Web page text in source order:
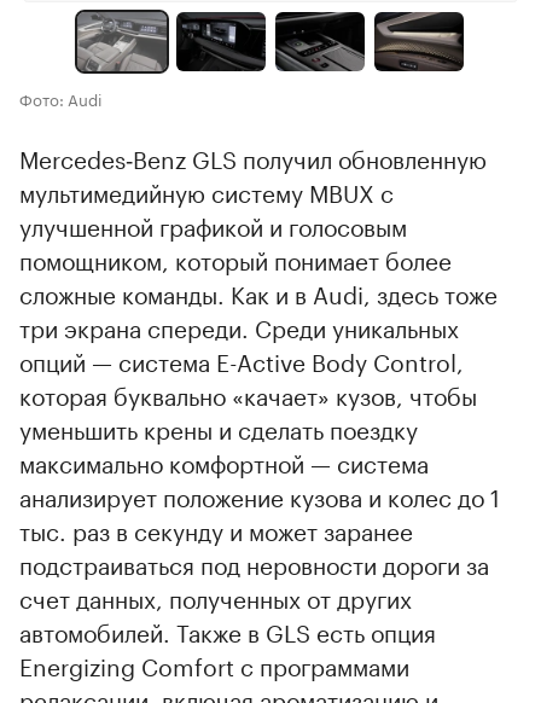
Фото: Audi
Mercedes‑Benz GLS получил обновленную
мультимедийную систему MBUX с
улучшенной графикой и голосовым
помощником, который понимает более
сложные команды. Как и в Audi, здесь тоже
три экрана спереди. Среди уникальных
опций — система E-Active Body Control,
которая буквально «качает» кузов, чтобы
уменьшить крены и сделать поездку
максимально комфортной — система
анализирует положение кузова и колес до 1
тыс. раз в секунду и может заранее
подстраиваться под неровности дороги за
счет данных, полученных от других
автомобилей. Также в GLS есть опция
Energizing Comfort с программами